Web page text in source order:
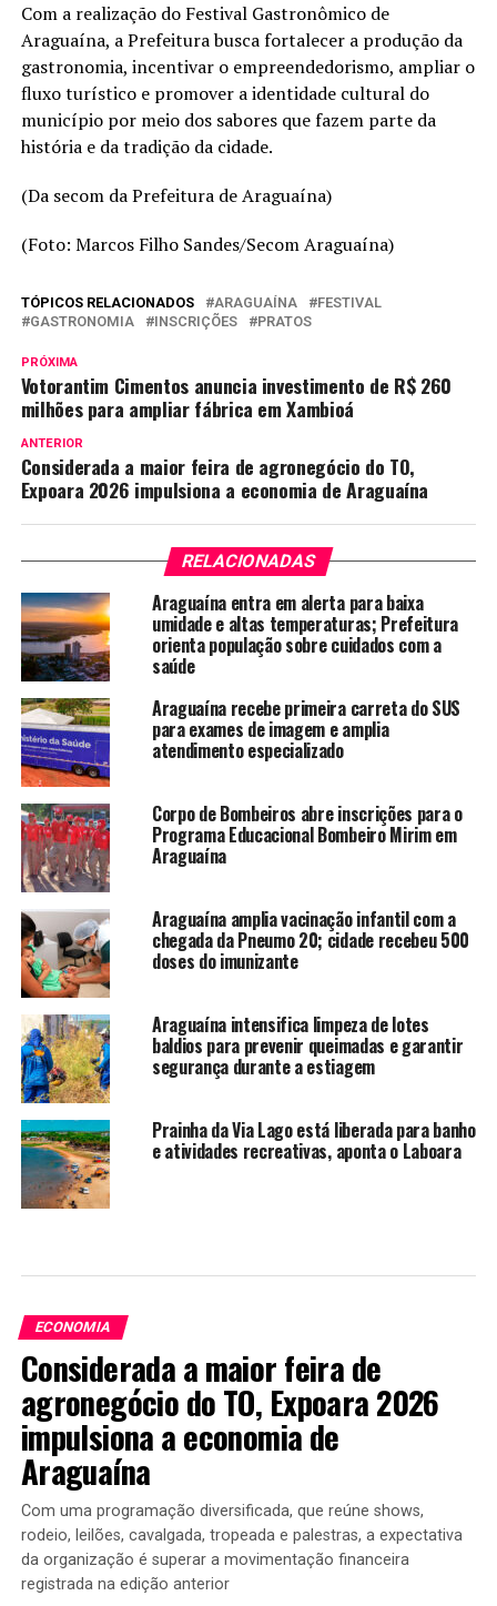
Com a realização do Festival Gastronômico de
Araguaína, a Prefeitura busca fortalecer a produção da
gastronomia, incentivar o empreendedorismo, ampliar o
fluxo turístico e promover a identidade cultural do
município por meio dos sabores que fazem parte da
história e da tradição da cidade.
(Da secom da Prefeitura de Araguaína)
(Foto: Marcos Filho Sandes/Secom Araguaína)
TÓPICOS RELACIONADOS ARAGUAÍNA
FESTIVAL
GASTRONOMIA
INSCRIÇÕES PRATOS
PRÓXIMA
Votorantim Cimentos anuncia investimento de R$ 260
milhões para ampliar fábrica em Xambioá
ANTERIOR
Considerada a maior feira de agronegócio do TO,
Expoara 2026 impulsiona a economia de Araguaína
RELACIONADAS
Araguaína entra em alerta para baixa
umidade e altas temperaturas; Prefeitura
orienta população sobre cuidados com a
saúde
Araguaína recebe primeira carreta do SUS
para exames de imagem e amplia
atendimento especializado
Corpo de Bombeiros abre inscrições para o
Programa Educacional Bombeiro Mirim em
Araguaína
Araguaína amplia vacinação infantil com a
chegada da Pneumo 20; cidade recebeu 500
doses do imunizante
Araguaína intensifica limpeza de lotes
baldios para prevenir queimadas e garantir
segurança durante a estiagem
Prainha da Via Lago está liberada para banho
e atividades recreativas, aponta o Laboara
ECONOMIA
Considerada a maior feira de
agronegócio do TO, Expoara 2026
impulsiona a economia de
Araguaína
Com uma programação diversificada, que reúne shows,
rodeio, leilões, cavalgada, tropeada e palestras, a expectativa
da organização é superar a movimentação financeira
registrada na edição anterior